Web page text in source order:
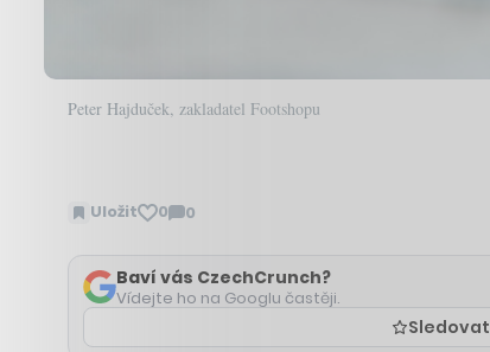
Peter Hajduček, zakladatel Footshopu
Uložit 0 0
Zobrazit
Baví vás CzechCrunch?
Vídejte ho na Googlu častěji.
Sledovat